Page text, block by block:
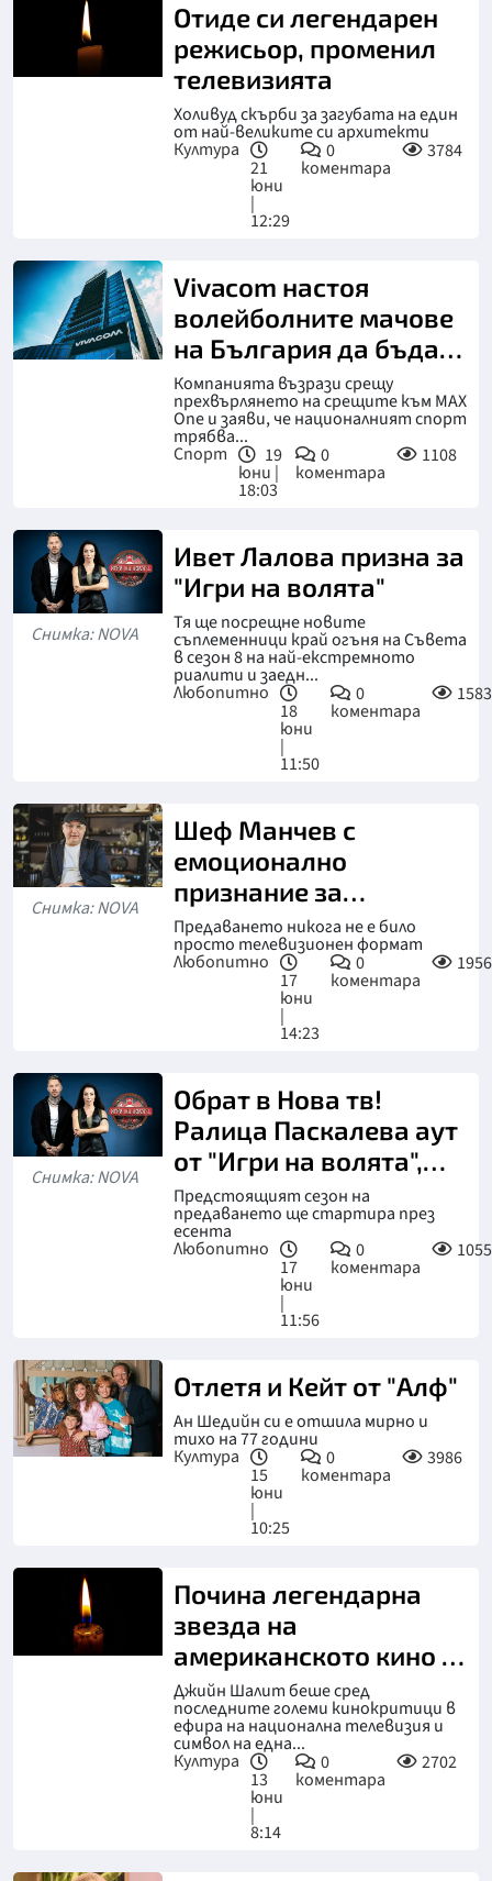
Отиде си легендарен
режисьор, променил
телевизията
Холивуд скърби за загубата на един
от най-великите си архитекти
Култура
21
юни
|
12:29
0
коментара
3784
Vivacom настоя
волейболните мачове
на България да бъдат
достъпни за повече
зрители
Компанията възрази срещу
прехвърлянето на срещите към MAX
One и заяви, че националният спорт
трябва...
Спорт 19
юни |
18:03
0
коментара
1108
Снимка: NOVA
Ивет Лалова призна за
"Игри на волята"
Тя ще посрещне новите
съплеменници край огъня на Съвета
в сезон 8 на най-екстремното
риалити и заедн...
Любопитно
18
юни
|
11:50
0
коментара
1583
Снимка: NOVA
Шеф Манчев с
емоционално
признание за
"Кошмари в кухнята"
Предаването никога не е било
просто телевизионен формат
Любопитно
17
юни
|
14:23
0
коментара
1956
Снимка: NOVA
Обрат в Нова тв!
Ралица Паскалева аут
от "Игри на волята",
сменя я олимпийска
легенда
Предстоящият сезон на
предаването ще стартира през
есента
Любопитно
17
юни
|
11:56
0
коментара
Отлетя и Кейт от "Алф"
Ан Шедийн си е отшила мирно и
тихо на 77 години
Култура
15
юни
|
10:25
0
коментара
3986
Почина легендарна
звезда на
американското кино и
телевизия
Джийн Шалит беше сред
последните големи кинокритици в
ефира на национална телевизия и
символ на една...
Култура
13
юни
|
8:14
0
коментара
2702